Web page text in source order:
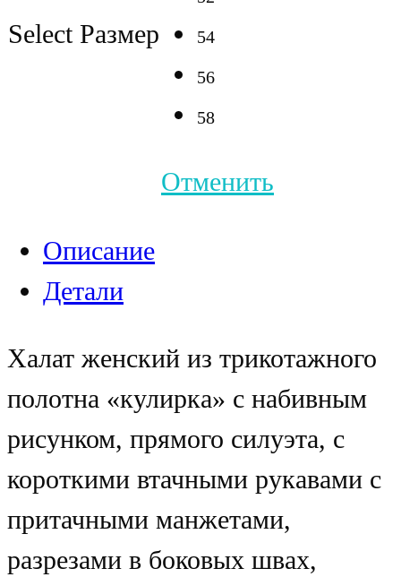
Select Размер 54
56
58
Отменить
Описание
Детали
Халат женский из трикотажного
полотна «кулирка» с набивным
рисунком, прямого силуэта, с
короткими втачными рукавами с
притачными манжетами,
разрезами в боковых швах,